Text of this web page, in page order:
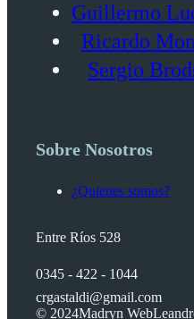
Guillermo
Ricardo
Sergio
Sobre Nosotros
¿Quienes somos?
Entre Ríos 528
0345 - 422 - 1044
crgastaldi@gmail.com
© 2024Madryn Web